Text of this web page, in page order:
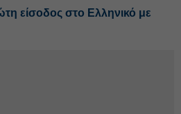
είσοδος στο Ελληνικό με